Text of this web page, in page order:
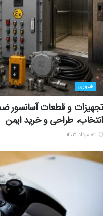
فناوری
انتخاب، طراحی و خرید ایمن